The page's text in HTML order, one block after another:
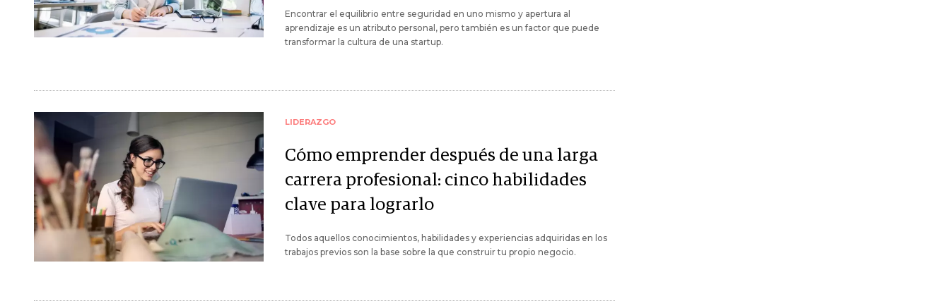
Encontrar el equilibrio entre seguridad en uno mismo y apertura al
aprendizaje es un atributo personal, pero también es un factor que puede
transformar la cultura de una startup.
LIDERAZGO
Cómo emprender después de una larga
carrera profesional: cinco habilidades
clave para lograrlo
Todos aquellos conocimientos, habilidades y experiencias adquiridas en los
trabajos previos son la base sobre la que construir tu propio negocio.